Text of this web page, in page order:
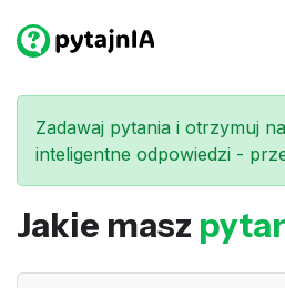
Zadawaj pytania i otrzymuj
inteligentne odpowiedzi -
Jakie masz